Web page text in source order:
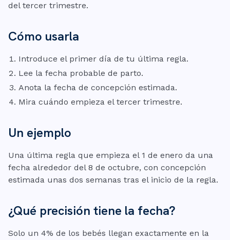
del tercer trimestre.
Cómo usarla
Introduce el primer día de tu última regla.
Lee la fecha probable de parto.
Anota la fecha de concepción estimada.
Mira cuándo empieza el tercer trimestre.
Un ejemplo
Una última regla que empieza el 1 de enero da una
fecha alrededor del 8 de octubre, con concepción
estimada unas dos semanas tras el inicio de la regla.
¿Qué precisión tiene la fecha?
Solo un 4% de los bebés llegan exactamente en la